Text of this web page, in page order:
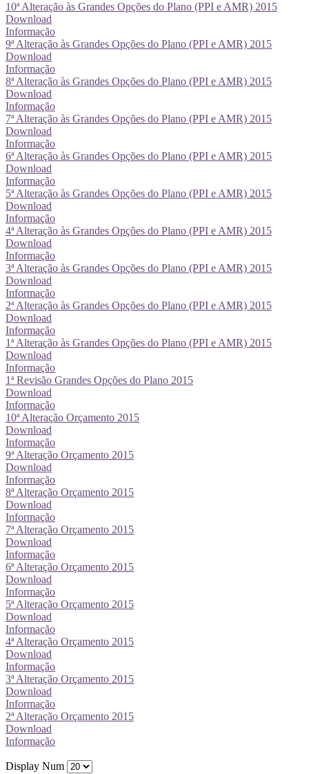
10ª Alteração às Grandes Opções do Plano (PPI e AMR) 2015
Download
Informação
9ª Alteração às Grandes Opções do Plano (PPI e AMR) 2015
Download
Informação
8ª Alteração às Grandes Opções do Plano (PPI e AMR) 2015
Download
Informação
7ª Alteração às Grandes Opções do Plano (PPI e AMR) 2015
Download
Informação
6ª Alteração às Grandes Opções do Plano (PPI e AMR) 2015
Download
Informação
5ª Alteração às Grandes Opções do Plano (PPI e AMR) 2015
Download
Informação
4ª Alteração às Grandes Opções do Plano (PPI e AMR) 2015
Download
Informação
3ª Alteração às Grandes Opções do Plano (PPI e AMR) 2015
Download
Informação
2ª Alteração às Grandes Opções do Plano (PPI e AMR) 2015
Download
Informação
1ª Alteração às Grandes Opções do Plano (PPI e AMR) 2015
Download
Informação
1ª Revisão Grandes Opções do Plano 2015
Download
Informação
10ª Alteração Orçamento 2015
Download
Informação
9ª Alteração Orçamento 2015
Download
Informação
8ª Alteração Orçamento 2015
Download
Informação
7ª Alteração Orçamento 2015
Download
Informação
6ª Alteração Orçamento 2015
Download
Informação
5ª Alteração Orçamento 2015
Download
Informação
4ª Alteração Orçamento 2015
Download
Informação
3ª Alteração Orçamento 2015
Download
Informação
2ª Alteração Orçamento 2015
Download
Informação
Display Num